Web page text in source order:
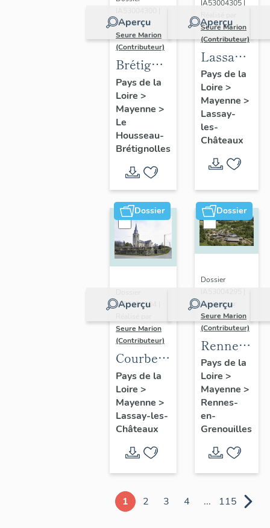
immeuble
à
logements,
31-33 rue
Robert-
Glétron
Aperçu
Réalisé par
Seure Marion
(Contributeur)
Brétignolles
:
présentation
de
l'ancienne
commune
Pays de la
Loire >
Mayenne >
Le
Housseau-
Brétignolles
Aperçu
IA53004305 |
Seure Marion
(Contributeur)
Lassay-
les-
Châteaux
:
de la
commune
Pays de la
Loire >
Mayenne >
Lassay-
les-
Châteaux
Dossier
Aperçu
IA53004304 |
Seure Marion
(Contributeur)
Courberie
:
présentation
de
l'ancienne
commune
Pays de la
Loire >
Mayenne >
Lassay-les-
Châteaux
Dossier
Aperçu
Dossier
Réalisé par
Seure Marion
(Contributeur)
Rennes-
en-
Grenouilles
:
de la
commune
Pays de la
Loire >
Mayenne >
Rennes-
en-
Grenouilles
1 2 3 4 ... 115